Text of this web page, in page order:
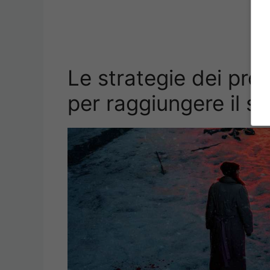
Le strategie dei
per raggiungere il